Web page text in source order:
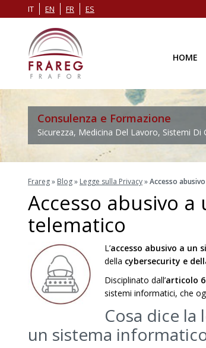
IT EN FR ES
HOME
Consulenza e Formazione
Sicurezza, Medicina Del Lavoro, Sistemi
Frareg» Blog» Legge sulla Privacy»Accesso
Accesso abusivo
telematico
L’accesso abusivo a
della cybersecurity e
Disciplinato dall’articolo
sistemi informatici, che
Cosa dice la
un sistema